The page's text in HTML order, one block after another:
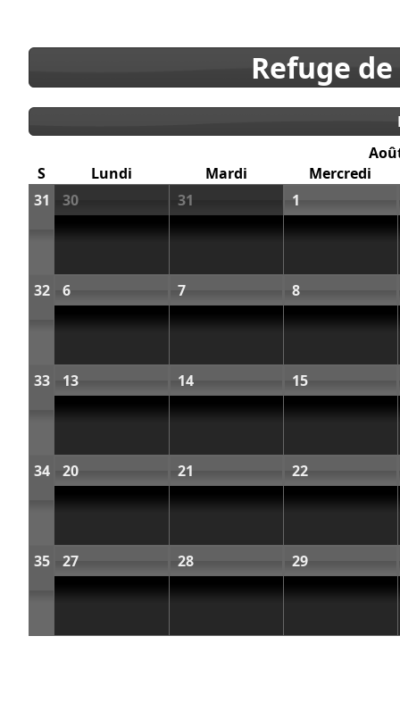
Refuge
S
Lundi Mardi
Mercredi
31
30 31 1
32 6 7 8
33 13 14 15
34 20 21 22
35 27 28 29